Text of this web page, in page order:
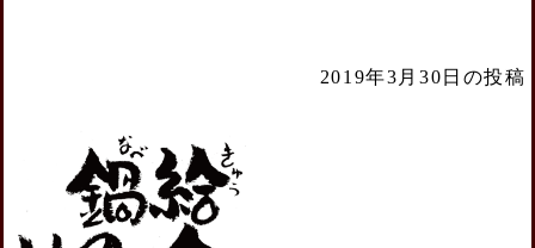
2019年3月30日の投稿